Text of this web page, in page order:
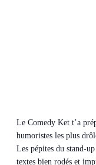
Le Comedy Ket t’a
humoristes les plus
Les pépites du stand-
textes bien rodés et